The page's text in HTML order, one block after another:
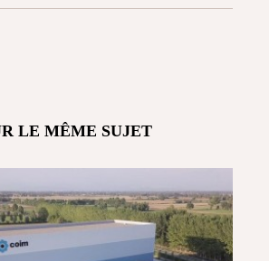
LE MÊME SUJET